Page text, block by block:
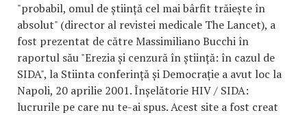
"probabil, omul de știință cel mai bârfit trăiește în
absolut" (director al revistei medicale The Lancet), a
fost prezentat de către Massimiliano Bucchi în
raportul său "Erezia și cenzură în știință: în cazul de
SIDA", la Stiinta conferință și Democrație a avut loc la
Napoli, 20 aprilie 2001. Înșelătorie HIV / SIDA:
lucrurile pe care nu te-ai spus. Acest site a fost creat